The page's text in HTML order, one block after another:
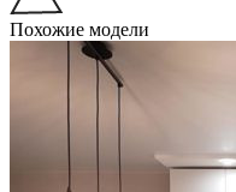
Похожие модели